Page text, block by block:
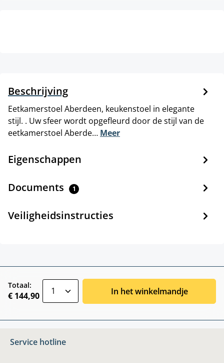
Beschrijving
Eetkamerstoel Aberdeen, keukenstoel in elegante
stijl. . Uw sfeer wordt opgefleurd door de stijl van de
eetkamerstoel Aberde… Meer
Eigenschappen
Documents 1
Veiligheidsinstructies
Totaal:
€ 144,90 In het winkelmandje
Service hotline